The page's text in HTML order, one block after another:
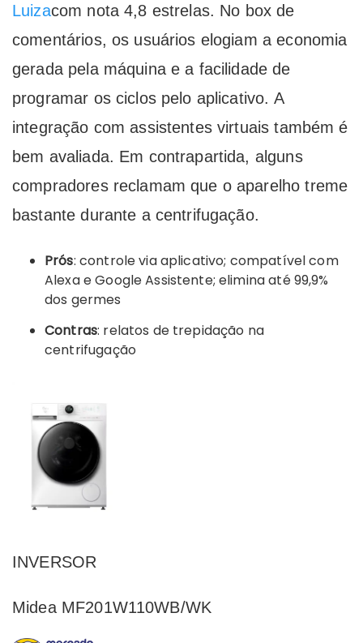
Luizacom nota 4,8 estrelas. No box de
comentários, os usuários elogiam a economia
gerada pela máquina e a facilidade de
programar os ciclos pelo aplicativo. A
integração com assistentes virtuais também é
bem avaliada. Em contrapartida, alguns
compradores reclamam que o aparelho treme
bastante durante a centrifugação.
Prós: controle via aplicativo; compatível com
Alexa e Google Assistente; elimina até 99,9%
dos germes
Contras: relatos de trepidação na
centrifugação
INVERSOR
Midea MF201W110WB/WK